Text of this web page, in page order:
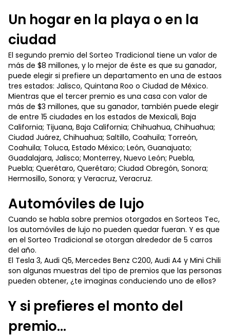
Un hogar en la playa o en la
ciudad
El segundo premio del Sorteo Tradicional tiene un valor de
más de $8 millones, y lo mejor de éste es que su ganador,
puede elegir si prefiere un departamento en una de estaos
tres estados: Jalisco, Quintana Roo o Ciudad de México.
Mientras que el tercer premio es una casa con valor de
más de $3 millones, que su ganador, también puede elegir
de entre 15 ciudades en los estados de Mexicali, Baja
California; Tijuana, Baja California; Chihuahua, Chihuahua;
Ciudad Juárez, Chihuahua; Saltillo, Coahuila; Torreón,
Coahuila; Toluca, Estado México; León, Guanajuato;
Guadalajara, Jalisco; Monterrey, Nuevo León; Puebla,
Puebla; Querétaro, Querétaro; Ciudad Obregón, Sonora;
Hermosillo, Sonora; y Veracruz, Veracruz.
Automóviles de lujo
Cuando se habla sobre premios otorgados en Sorteos Tec,
los automóviles de lujo no pueden quedar fueran. Y es que
en el Sorteo Tradicional se otorgan alrededor de 5 carros
del año.
El Tesla 3, Audi Q5, Mercedes Benz C200, Audi A4 y Mini Chili
son algunas muestras del tipo de premios que las personas
pueden obtener, ¿te imaginas conduciendo uno de ellos?
Y si prefieres el monto del
premio...